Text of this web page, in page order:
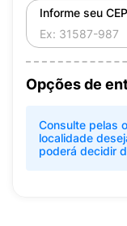
Informe seu CEP
Opções de
Consulte pelas
localidade
poderá decidir